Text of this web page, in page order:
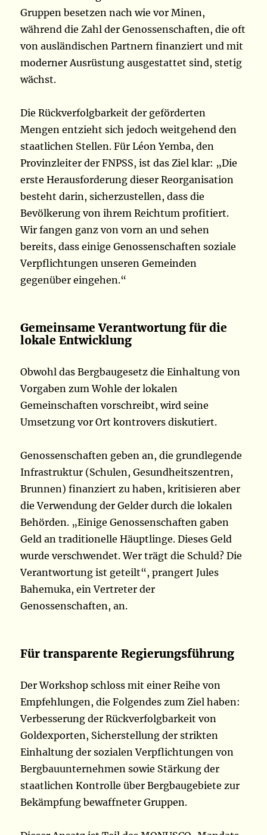
Gruppen besetzen nach wie vor Minen,
während die Zahl der Genossenschaften, die oft
von ausländischen Partnern finanziert und mit
moderner Ausrüstung ausgestattet sind, stetig
wächst.
Die Rückverfolgbarkeit der geförderten
Mengen entzieht sich jedoch weitgehend den
staatlichen Stellen. Für Léon Yemba, den
Provinzleiter der FNPSS, ist das Ziel klar: „Die
erste Herausforderung dieser Reorganisation
besteht darin, sicherzustellen, dass die
Bevölkerung von ihrem Reichtum profitiert.
Wir fangen ganz von vorn an und sehen
bereits, dass einige Genossenschaften soziale
Verpflichtungen unseren Gemeinden
gegenüber eingehen.“
Gemeinsame Verantwortung für die
lokale Entwicklung
Obwohl das Bergbaugesetz die Einhaltung von
Vorgaben zum Wohle der lokalen
Gemeinschaften vorschreibt, wird seine
Umsetzung vor Ort kontrovers diskutiert.
Genossenschaften geben an, die grundlegende
Infrastruktur (Schulen, Gesundheitszentren,
Brunnen) finanziert zu haben, kritisieren aber
die Verwendung der Gelder durch die lokalen
Behörden. „Einige Genossenschaften gaben
Geld an traditionelle Häuptlinge. Dieses Geld
wurde verschwendet. Wer trägt die Schuld? Die
Verantwortung ist geteilt“, prangert Jules
Bahemuka, ein Vertreter der
Genossenschaften, an.
Für transparente Regierungsführung
Der Workshop schloss mit einer Reihe von
Empfehlungen, die Folgendes zum Ziel haben:
Verbesserung der Rückverfolgbarkeit von
Goldexporten, Sicherstellung der strikten
Einhaltung der sozialen Verpflichtungen von
Bergbauunternehmen sowie Stärkung der
staatlichen Kontrolle über Bergbaugebiete zur
Bekämpfung bewaffneter Gruppen.